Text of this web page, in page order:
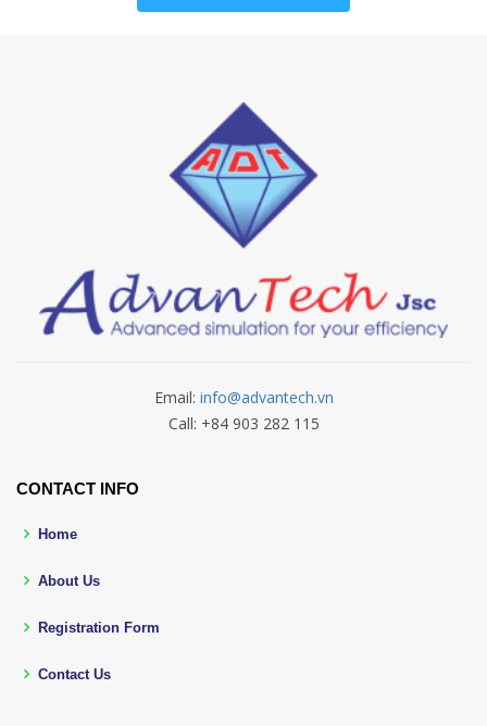
Email: info@advantech.vn
Call: +84 903 282 115
CONTACT INFO
Home
About Us
Registration Form
Contact Us